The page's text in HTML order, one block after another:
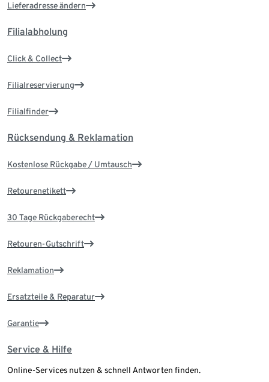
Lieferadresse ändern
Filialabholung
Click & Collect
Filialreservierung
Filialfinder
Rücksendung & Reklamation
Kostenlose Rückgabe / Umtausch
Retourenetikett
30 Tage Rückgaberecht
Retouren-Gutschrift
Reklamation
Ersatzteile & Reparatur
Garantie
Service & Hilfe
Online-Services nutzen & schnell Antworten finden.